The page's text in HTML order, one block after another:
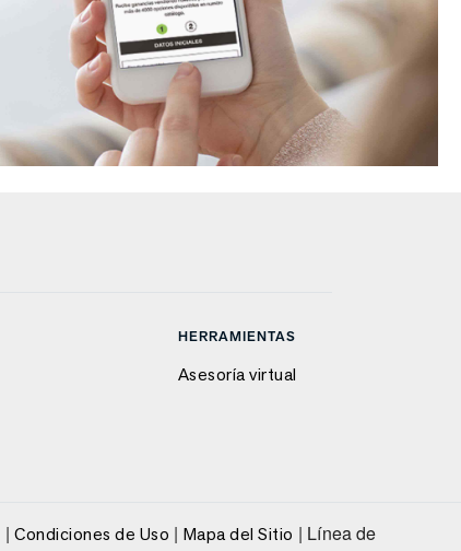
HERRAMIENTAS
Asesoría virtual
|Condiciones de Uso | Mapa del Sitio | Línea de